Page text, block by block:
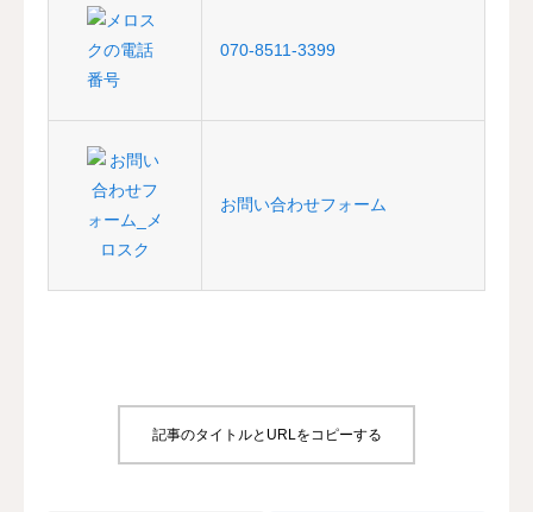
070-8511-3399
お問い合わせフォーム
記事のタイトルとURLをコピーする